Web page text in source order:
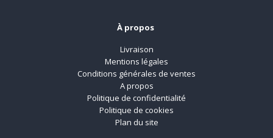
À propos
Livraison
Mentions légales
Conditions générales de ventes
A propos
Politique de confidentialité
Politique de cookies
Plan du site